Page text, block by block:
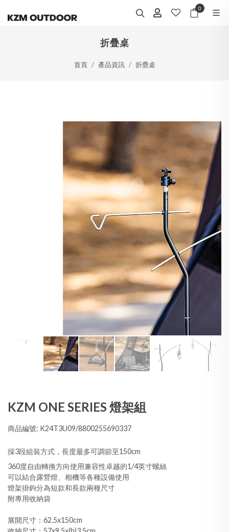
0
折疊桌
首頁 產品資訊 折疊桌
KZM ONE SERIES 燈架組
商品編號: K24T3U09/8800255690337
採3段組裝方式，長度最多可調節至150cm
360度自由轉換方向使用兼容性卓越的1/4英寸螺絲
可以結合露營燈、相機等各種設備使用
燈架掛鉤分為短款和長款兩種尺寸
附專用收納袋
展開尺寸：62.5x150cm